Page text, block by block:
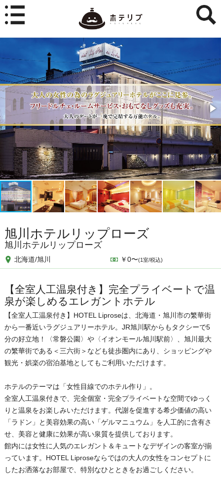
旭川ホテルリップローズ
旭川ホテルリップローズ
北海道/旭川 ￥0〜(1室/税込)
【全室人工温泉付き】完全プライベートで温
泉が楽しめるエレガントホテル
【全室人工温泉付き】HOTEL Liproseは、北海道・旭川市の繁華街
から一番近いラグジュアリーホテル。JR旭川駅からもタクシーで5
分の好立地！〈常磐公園〉や〈イオンモール旭川駅前〉、旭川最大
の繁華街である＜三六街＞なども徒歩圏内にあり、ショッピングや
観光・娯楽の宿泊基地としてもご利用いただけます。
ホテルのテーマは「女性目線でのホテル作り」。
全室人工温泉付きで、完全個室・完全プライベートな空間でゆっく
りと温泉をお楽しみいただけます。代謝を促進する希少価値の高い
「ラドン」と美容効果の高い「ゲルマニュウム」を人工的に含有さ
せ、美容と健康に効果が高い泉質を提供しております。
館内には女性に人気のエレガント＆キュートなデザインの客室が揃
っています。HOTEL Liproseならではの大人の女性をコンセプトに
したお洒落なお部屋で、特別なひとときをお過ごしください。